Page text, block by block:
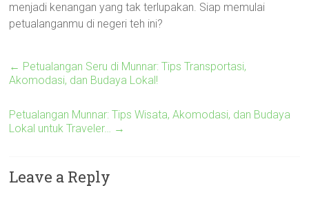
menjadi kenangan yang tak terlupakan. Siap memulai
petualanganmu di negeri teh ini?
← Petualangan Seru di Munnar: Tips Transportasi,
Akomodasi, dan Budaya Lokal!
Petualangan Munnar: Tips Wisata, Akomodasi, dan Budaya
Lokal untuk Traveler… →
Leave a Reply